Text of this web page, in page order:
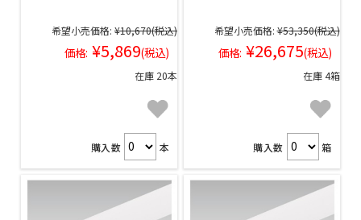
希望小売価格: ¥10,670(税込)
価格: ¥5,869(税込)
在庫 20本
購入数 本
希望小売価格: ¥53,350(税込)
価格: ¥26,675(税込)
在庫 4箱
購入数 箱